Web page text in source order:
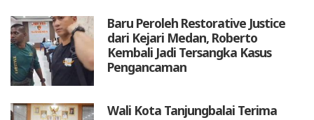
Baru Peroleh Restorative Justice
dari Kejari Medan, Roberto
Kembali Jadi Tersangka Kasus
Pengancaman
Wali Kota Tanjungbalai Terima